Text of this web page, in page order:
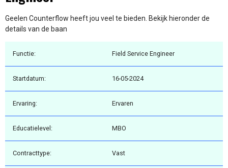
Geelen Counterflow heeft jou veel te bieden. Bekijk hieronder de
details van de baan
Functie: Field Service Engineer
Startdatum: 16-05-2024
Ervaring: Ervaren
Educatielevel: MBO
Contracttype: Vast